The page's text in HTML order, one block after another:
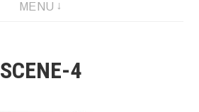
MENU
SCENE-4